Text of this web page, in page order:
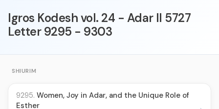
Igros Kodesh vol. 24 - Adar II 5727
Letter 9295 - 9303
SHIURIM
9295. Women, Joy in Adar, and the Unique Role of
Esther